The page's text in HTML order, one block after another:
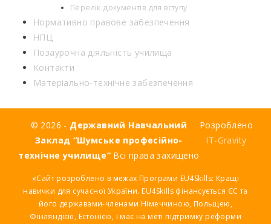
Перелік документів для вступу
Нормативно правове забезпечення
НПЦ
Позаурочна діяльність училища
Контакти
Матеріально-технічне забезпечення
© 2026 - Державний Навчальний
Заклад “Шумське професійно-
технічне училище” Всі права захищено
Розроблено
IT-Gravity
«Сайт розроблено в межах Програми EU4Skills: Кращі
навички для сучасної України. EU4Skills фінансується ЄС та
його державами-членами Німеччиною, Польщею,
Фінляндією, Естонією, і має на меті підтримку реформи